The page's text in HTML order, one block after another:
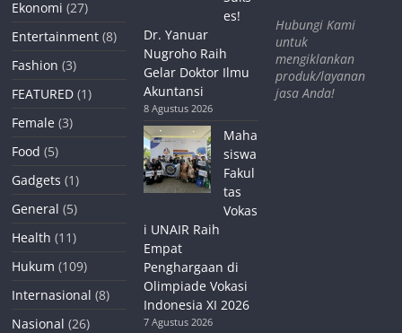
Ekonomi (27)
Entertainment (8)
Fashion (3)
FEATURED (1)
Female (3)
Food (5)
Gadgets (1)
General (5)
Health (11)
Hukum (109)
Internasional (8)
Nasional (26)
es!
Dr. Yanuar
Nugroho Raih
Gelar Doktor Ilmu
Akuntansi
8 Agustus 2026
Maha
siswa
Fakul
tas
Vokas
i UNAIR Raih
Empat
Penghargaan di
Olimpiade Vokasi
Indonesia XI 2026
7 Agustus 2026
Hubungi Kami
untuk
mengiklankan
produk/layanan
jasa Anda!